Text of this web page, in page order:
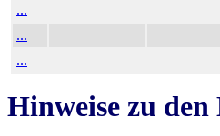
...
...
...
Hinweise zu